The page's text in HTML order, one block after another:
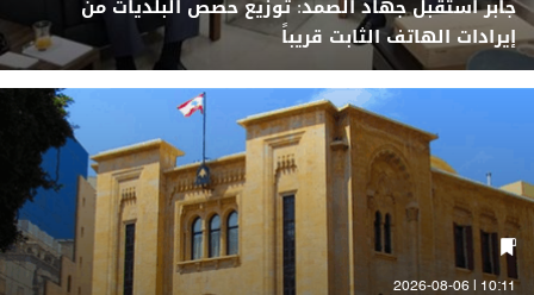
جابر استقبل جهاد الصمد: توزيع حصص البلديات من
إيرادات الهاتف الثابت قريباً
10:11 | 2026-08-06